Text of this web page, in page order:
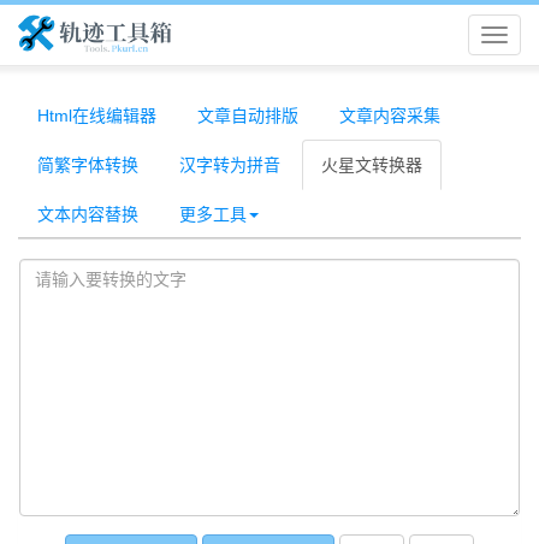
轨
具
Html在线编辑器 文章自动排版 文章内容采集
简繁字体转换 汉字转为拼音 火星文转换器
文本内容替换 更多工具